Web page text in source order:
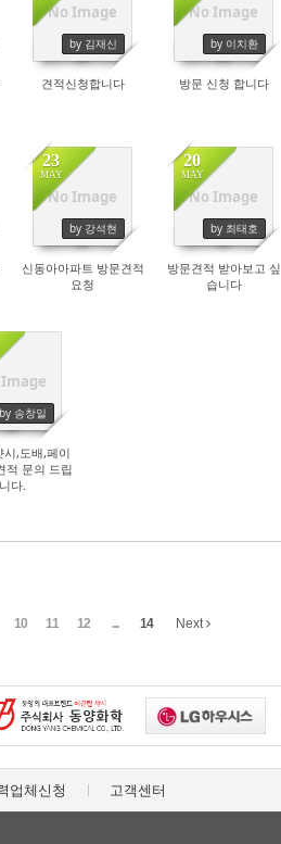
No Image
by 김재신
견적신청합니다
No Image
by 이치환
방문 신청 합니다
No Image
23
MAY
by 강석현
신동아아파트 방문견적
요청
No Image
20
MAY
by 최태호
방문견적 받아보고 싶
습니다
by 송창일
시,도배,페이
적 문의 드립
니다.
10 11 12 ... 14 Next
업체신청 고객센터